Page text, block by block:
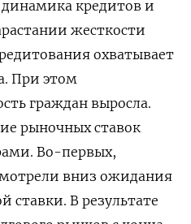
кредитов и
жесткости
охватывает
При этом
граждан выросла.
рыночных ставок
Во-первых,
вниз ожидания
ставки. В результате